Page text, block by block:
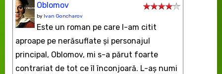
Oblomov
by Ivan Goncharov
Este un roman pe care l-am citit
aproape pe nerăsuflate şi personajul
principal, Oblomov, mi s-a părut foarte
contrariat de tot ce îl înconjoară. L-aş numi